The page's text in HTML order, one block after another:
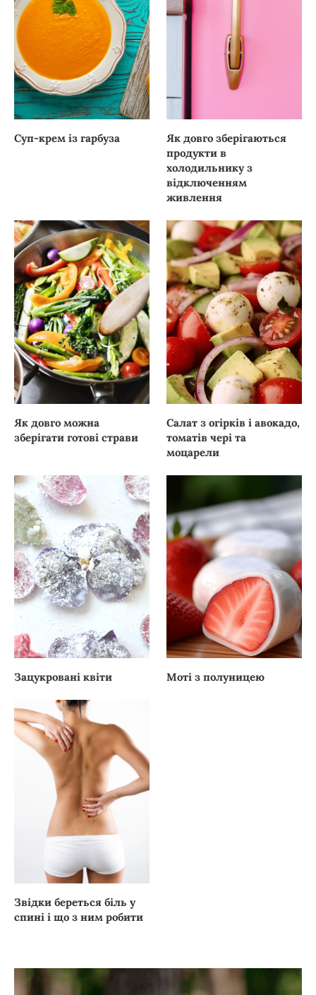
Суп-крем із гарбуза
Як довго зберігаються
продукти в
холодильнику з
відключенням
живлення
Як довго можна
зберігати готові страви
Салат з огірків і авокадо,
томатів чері та
моцарели
Зацукровані квіти Моті з полуницею
Звідки береться біль у
спині і що з ним робити